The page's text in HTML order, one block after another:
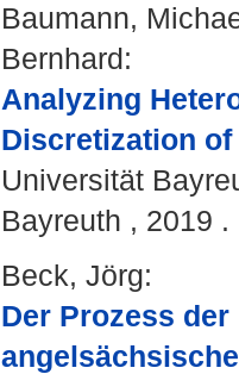
Baumann,
Bernhard:
Analyzing
Discretization
Universität
Bayreuth , 2019 .
Beck, Jörg:
Der Prozess